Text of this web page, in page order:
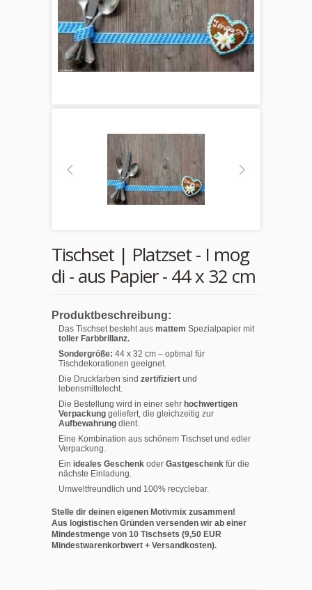
Tischset | Platzset - I mog
di - aus Papier - 44 x 32 cm
Produktbeschreibung:
Das Tischset besteht aus mattem Spezialpapier mit
toller Farbbrillanz.
Sondergröße: 44 x 32 cm – optimal für
Tischdekorationen geeignet.
Die Druckfarben sind zertifiziert und
lebensmittelecht.
Die Bestellung wird in einer sehr hochwertigen
Verpackung geliefert, die gleichzeitig zur
Aufbewahrung dient.
Eine Kombination aus schönem Tischset und edler
Verpackung.
Ein ideales Geschenk oder Gastgeschenk für die
nächste Einladung.
Umweltfreundlich und 100% recyclebar.
Stelle dir deinen eigenen Motivmix zusammen!
Aus logistischen Gründen versenden wir ab einer
Mindestmenge von 10 Tischsets (9,50 EUR
Mindestwarenkorbwert + Versandkosten).